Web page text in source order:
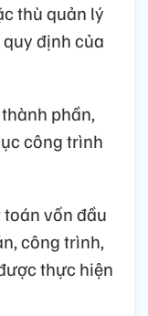
thù quản lý
định của
phần,
công trình
vốn đầu
công trình,
thực hiện